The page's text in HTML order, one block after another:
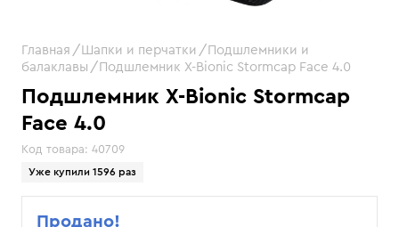
Подшлемник X-Bionic Stormcap
Face 4.0
Код товара: 40709
Уже купили 1596 раз
Главная Шапки и перчатки
Подшлемники и
балаклавы
Подшлемник X-Bionic Stormcap Face 4.0
Продано!